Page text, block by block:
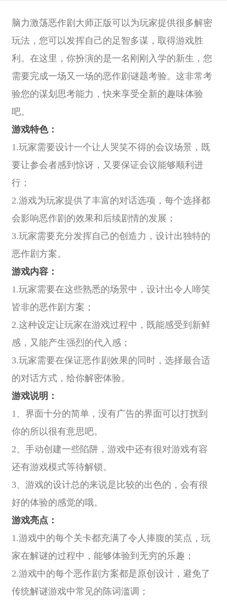
脑力激荡恶作剧大师正版可以为玩家提供很多解密
玩法，您可以发挥自己的足智多谋，取得游戏胜
利。在这里，你扮演的是一名刚刚入学的新生，您
需要完成一场又一场的恶作剧谜题考验。这非常考
验您的谋划思考能力，快来享受全新的趣味体验
吧。
游戏特色：
1.玩家需要设计一个让人哭笑不得的会议场景，既
要让参会者感到惊讶，又要保证会议能够顺利进
行；
2.游戏为玩家提供了丰富的对话选项，每个选择都
会影响恶作剧的效果和后续剧情的发展；
3.玩家需要充分发挥自己的创造力，设计出独特的
恶作剧方案。
游戏内容：
1.玩家需要在这些熟悉的场景中，设计出令人啼笑
皆非的恶作剧方案；
2.这种设定让玩家在游戏过程中，既能感受到新鲜
感，又能产生强烈的代入感；
3.玩家需要在保证恶作剧效果的同时，选择最合适
的对话方式，给你解密体验。
游戏说明：
1、界面十分的简单，没有广告的界面可以打扰到
你的所以很有意思吧。
2、手动创建一些陷阱，游戏中还有很对游戏有容
还有游戏模式等待解锁。
3、游戏的设计总的来说是比较的出色的，会有很
好的体验的感觉的哦。
游戏亮点：
1.游戏中的每个关卡都充满了令人捧腹的笑点，玩
家在解谜的过程中，能够体验到无穷的乐趣；
2.游戏中的每个恶作剧方案都是原创设计，避免了
传统解谜游戏中常见的陈词滥调；